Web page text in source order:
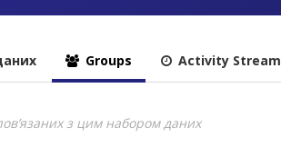
Groups Activity Stream
з цим набором даних